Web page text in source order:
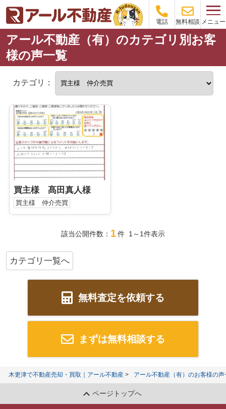
電話 無料相談 メニュー
アール不動産（有）のカテゴリ別お客
様の声一覧
カテゴリ：
買主様 髙田真人様
買主様 仲介売買
該当公開件数： 1件 1～1件表示
カテゴリ一覧へ
無料査定を依頼する
まずは無料相談する
木更津で不動産売却・買取｜アール不動産 アール不動産（有）のお客様の声
ページトップへ